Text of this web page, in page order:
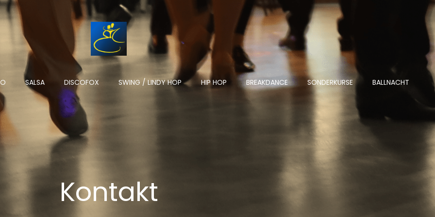
SALSA DISCOFOX SWING / LINDY HOP HIP HOP BREAKDANCE SONDERKURSE BALLNACHT
Kontakt